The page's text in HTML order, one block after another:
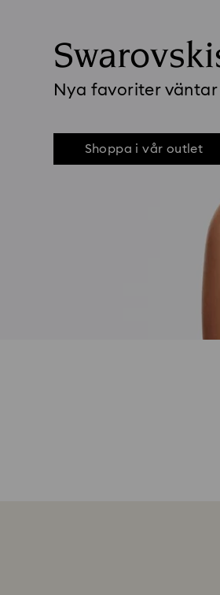
Nya favoriter väntar
Shoppa i vår outlet